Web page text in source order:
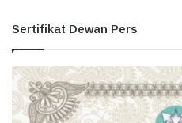
Sertifikat Dewan Pers